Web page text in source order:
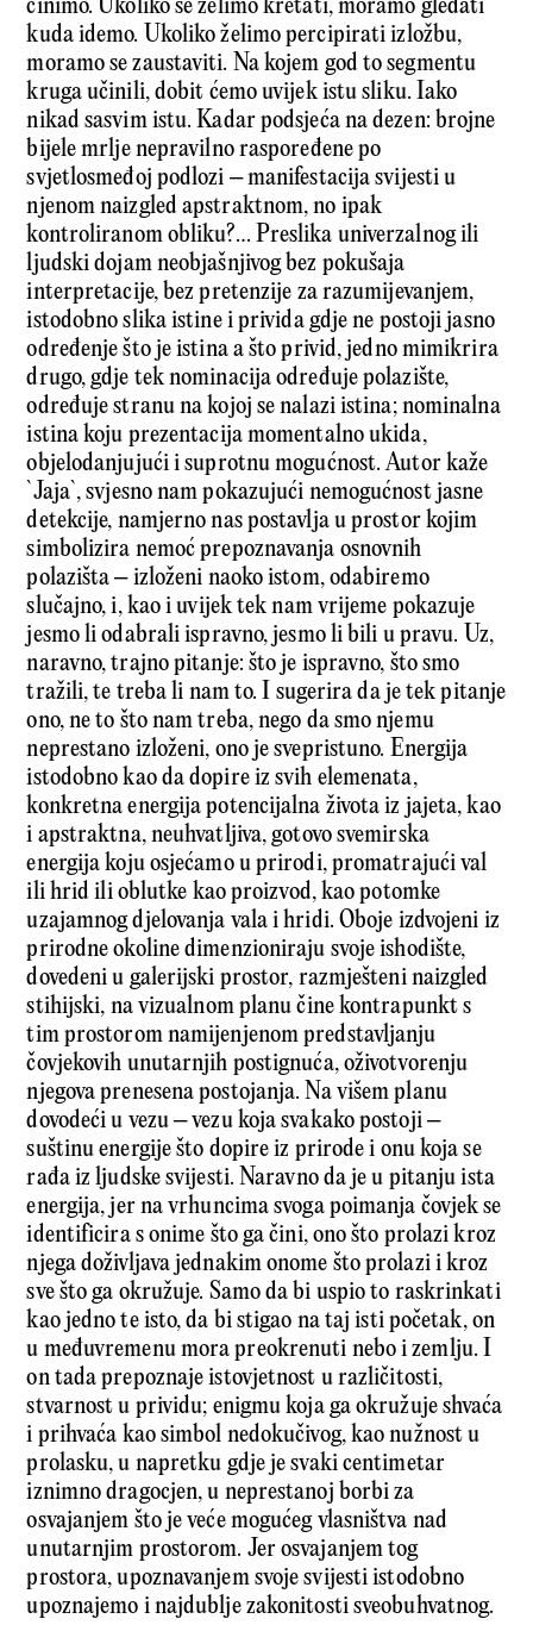
činimo. Ukoliko se želimo kretati, moramo gledati
kuda idemo. Ukoliko želimo percipirati izložbu,
moramo se zaustaviti. Na kojem god to segmentu
kruga učinili, dobit ćemo uvijek istu sliku. Iako
nikad sasvim istu. Kadar podsjeća na dezen: brojne
bijele mrlje nepravilno raspoređene po
svjetlosmeđoj podlozi – manifestacija svijesti u
njenom naizgled apstraktnom, no ipak
kontroliranom obliku?… Preslika univerzalnog ili
ljudski dojam neobjašnjivog bez pokušaja
interpretacije, bez pretenzije za razumijevanjem,
istodobno slika istine i privida gdje ne postoji jasno
određenje što je istina a što privid, jedno mimikrira
drugo, gdje tek nominacija određuje polazište,
određuje stranu na kojoj se nalazi istina; nominalna
istina koju prezentacija momentalno ukida,
objelodanjujući i suprotnu mogućnost. Autor kaže
`Jaja`, svjesno nam pokazujući nemogućnost jasne
detekcije, namjerno nas postavlja u prostor kojim
simbolizira nemoć prepoznavanja osnovnih
polazišta – izloženi naoko istom, odabiremo
slučajno, i, kao i uvijek tek nam vrijeme pokazuje
jesmo li odabrali ispravno, jesmo li bili u pravu. Uz,
naravno, trajno pitanje: što je ispravno, što smo
tražili, te treba li nam to. I sugerira da je tek pitanje
ono, ne to što nam treba, nego da smo njemu
neprestano izloženi, ono je svepristuno. Energija
istodobno kao da dopire iz svih elemenata,
konkretna energija potencijalna života iz jajeta, kao
i apstraktna, neuhvatljiva, gotovo svemirska
energija koju osjećamo u prirodi, promatrajući val
ili hrid ili oblutke kao proizvod, kao potomke
uzajamnog djelovanja vala i hridi. Oboje izdvojeni iz
prirodne okoline dimenzioniraju svoje ishodište,
dovedeni u galerijski prostor, razmješteni naizgled
stihijski, na vizualnom planu čine kontrapunkt s
tim prostorom namijenjenom predstavljanju
čovjekovih unutarnjih postignuća, oživotvorenju
njegova prenesena postojanja. Na višem planu
dovodeći u vezu – vezu koja svakako postoji –
suštinu energije što dopire iz prirode i onu koja se
rađa iz ljudske svijesti. Naravno da je u pitanju ista
energija, jer na vrhuncima svoga poimanja čovjek se
identificira s onime što ga čini, ono što prolazi kroz
njega doživljava jednakim onome što prolazi i kroz
sve što ga okružuje. Samo da bi uspio to raskrinkati
kao jedno te isto, da bi stigao na taj isti početak, on
u međuvremenu mora preokrenuti nebo i zemlju. I
on tada prepoznaje istovjetnost u različitosti,
stvarnost u prividu; enigmu koja ga okružuje shvaća
i prihvaća kao simbol nedokučivog, kao nužnost u
prolasku, u napretku gdje je svaki centimetar
iznimno dragocjen, u neprestanoj borbi za
osvajanjem što je veće mogućeg vlasništva nad
unutarnjim prostorom. Jer osva­janjem tog
prostora, upoznavanjem svoje svijesti istodobno
upoznajemo i najdublje zakonitosti sveobuhvatnog.